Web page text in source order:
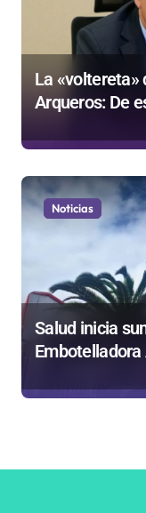
La «voltereta»
Arqueros: De
privatizar
empresa
Noticias
Salud inicia
laborales